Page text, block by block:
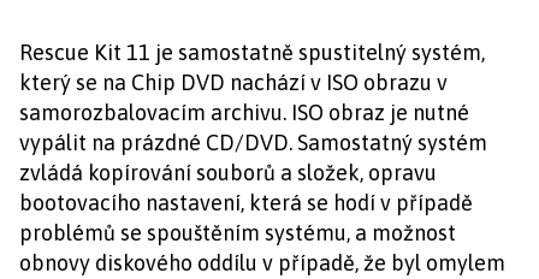
Rescue Kit 11 je samostatně spustitelný systém,
který se na Chip DVD nachází v ISO obrazu v
samorozbalovacím archivu. ISO obraz je nutné
vypálit na prázdné CD/DVD. Samostatný systém
zvládá kopírování souborů a složek, opravu
bootovacího nastavení, která se hodí v případě
problémů se spouštěním systému, a možnost
obnovy diskového oddílu v případě, že byl omylem